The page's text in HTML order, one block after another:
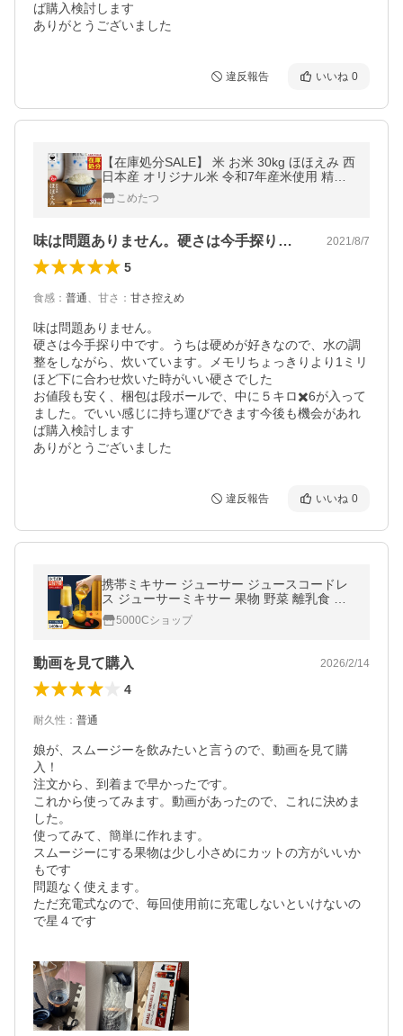
ば購入検討します
ありがとうございました
違反報告 いいね 0
【在庫処分SALE】 米 お米 30kg ほほえみ 西
日本産 オリジナル米 令和7年産米使用 精米3
こめたつ
味は問題ありません。硬さは今手探り中で… 2021/8/7
5
食感 ： 普通、 甘さ ： 甘さ控えめ
味は問題ありません。
硬さは今手探り中です。うちは硬めが好きなので、水の調
整をしながら、炊いています。メモリちょっきりより1ミリ
ほど下に合わせ炊いた時がいい硬さでした
お値段も安く、梱包は段ボールで、中に５キロ✖️6が入って
ました。でいい感じに持ち運びできます今後も機会があれ
ば購入検討します
ありがとうございました
違反報告 いいね 0
携帯ミキサー ジューサー ジュースコードレ
ス ジューサーミキサー 果物 野菜 離乳食 一
台多役 USB充電式 ブレンダー ミキサー コッ
プ 携帯ジューサー 爆買
5000Cショップ
動画を見て購入 2026/2/14
4
耐久性 ： 普通
娘が、スムージーを飲みたいと言うので、動画を見て購
入！
注文から、到着まで早かったです。
これから使ってみます。動画があったので、これに決めま
した。
使ってみて、簡単に作れます。
スムージーにする果物は少し小さめにカットの方がいいか
もです
問題なく使えます。
ただ充電式なので、毎回使用前に充電しないといけないの
で星４です